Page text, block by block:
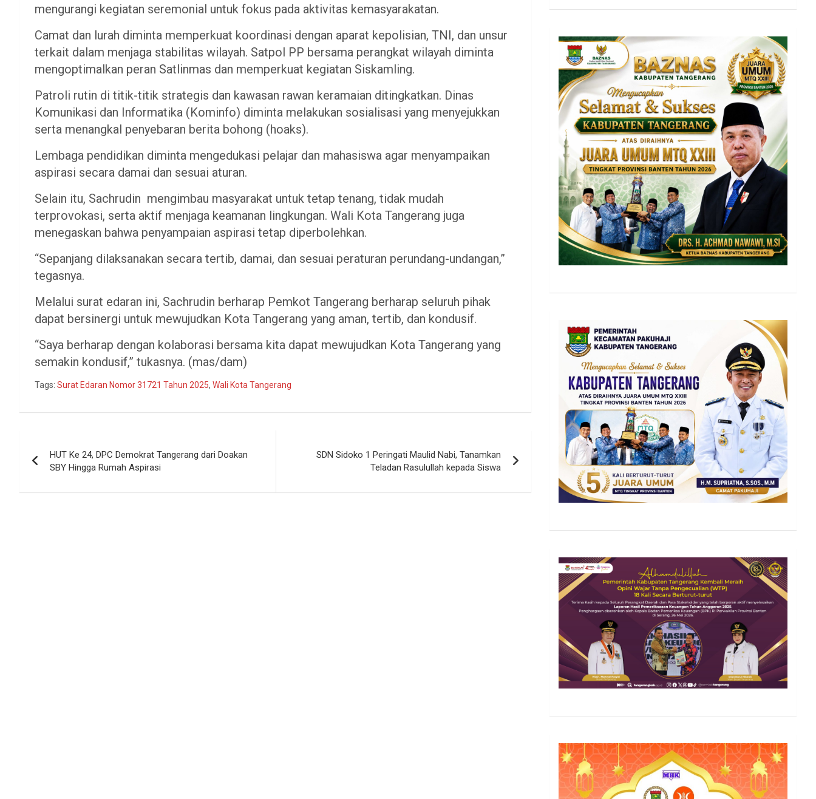
mengurangi kegiatan seremonial untuk fokus pada aktivitas kemasyarakatan.
Camat dan lurah diminta memperkuat koordinasi dengan aparat kepolisian, TNI, dan unsur
terkait dalam menjaga stabilitas wilayah. Satpol PP bersama perangkat wilayah diminta
mengoptimalkan peran Satlinmas dan memperkuat kegiatan Siskamling.
Patroli rutin di titik-titik strategis dan kawasan rawan keramaian ditingkatkan. Dinas
Komunikasi dan Informatika (Kominfo) diminta melakukan sosialisasi yang menyejukkan
serta menangkal penyebaran berita bohong (hoaks).
Lembaga pendidikan diminta mengedukasi pelajar dan mahasiswa agar menyampaikan
aspirasi secara damai dan sesuai aturan.
Selain itu, Sachrudin mengimbau masyarakat untuk tetap tenang, tidak mudah
terprovokasi, serta aktif menjaga keamanan lingkungan. Wali Kota Tangerang juga
menegaskan bahwa penyampaian aspirasi tetap diperbolehkan.
“Sepanjang dilaksanakan secara tertib, damai, dan sesuai peraturan perundang-undangan,”
tegasnya.
Melalui surat edaran ini, Sachrudin berharap Pemkot Tangerang berharap seluruh pihak
dapat bersinergi untuk mewujudkan Kota Tangerang yang aman, tertib, dan kondusif.
“Saya berharap dengan kolaborasi bersama kita dapat mewujudkan Kota Tangerang yang
semakin kondusif,” tukasnya. (mas/dam)
Tags: Surat Edaran Nomor 31721 Tahun 2025, Wali Kota Tangerang
pos
HUT Ke 24, DPC Demokrat Tangerang dari Doakan
SBY Hingga Rumah Aspirasi
SDN Sidoko 1 Peringati Maulid Nabi, Tanamkan
Teladan Rasulullah kepada Siswa